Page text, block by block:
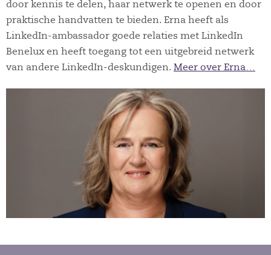
door kennis te delen, haar netwerk te openen en door
praktische handvatten te bieden. Erna heeft als
LinkedIn-ambassador goede relaties met LinkedIn
Benelux en heeft toegang tot een uitgebreid netwerk
van andere LinkedIn-deskundigen. Meer over Erna…